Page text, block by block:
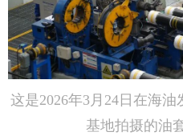
这是2026年3月24日在海
基地拍摄的油